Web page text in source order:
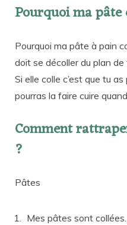
Pourquoi ma
Pourquoi ma pâte à pain
doit se décoller du plan
Si elle colle c’est que tu
pourras la faire cuire
Comment
?
Pâtes
Mes pâtes sont collées.